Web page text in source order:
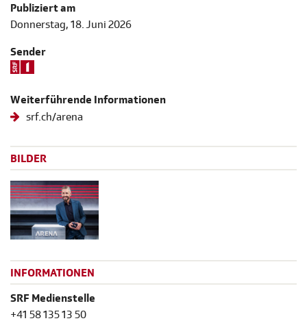
Publiziert am
Donnerstag, 18. Juni 2026
Sender
Weiterführende Informationen
srf.ch/arena
BILDER
INFORMATIONEN
SRF Medienstelle
+41 58 135 13 50